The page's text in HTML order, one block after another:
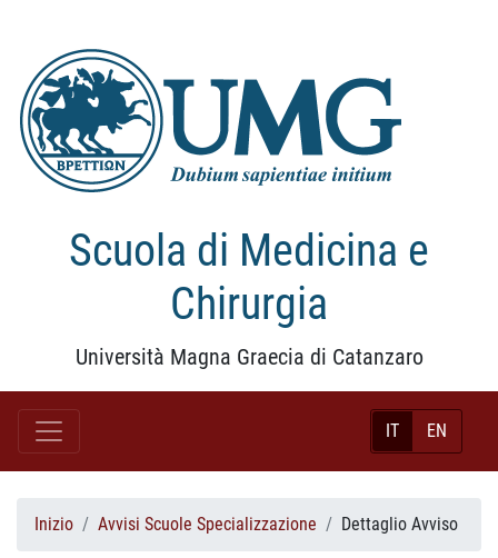
Scuola di Medicina e
Chirurgia
Università Magna Graecia di Catanzaro
IT EN
Inizio Avvisi Scuole Specializzazione Dettaglio Avviso